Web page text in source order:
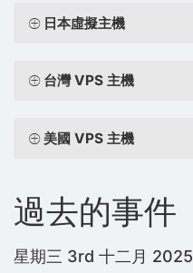
日本虛擬主機
台灣 VPS 主機
美國 VPS 主機
過去的事件
星期三 3rd 十二月 2025